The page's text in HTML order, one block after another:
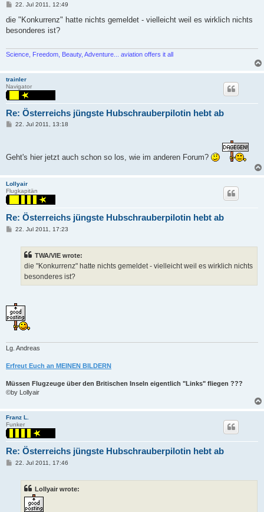
P
s
22. Jul 2011, 12:49
die "Konkurrenz" hatte nichts gemeldet - vielleicht weil es wirklich nichts
besonderes ist?
Science, Freedom, Beauty, Adventure... aviation offers it all
trainler
Navigator
Re: Österreichs jüngste Hubschrauberpilotin hebt ab
P22. Jul 2011, 13:18
Geht's hier jetzt auch schon so los, wie im anderen Forum?
Lollyair
Flugkapitän
Re: Österreichs jüngste Hubschrauberpilotin hebt ab
P22. Jul 2011, 17:23
TWA/VIE wrote:
die "Konkurrenz" hatte nichts gemeldet - vielleicht weil es wirklich nichts
besonderes ist?
Lg. Andreas
Erfreut Euch an MEINEN BILDERN
Müssen Flugzeuge über den Britischen Inseln eigentlich "Links" fliegen ???
©by Lollyair
Franz L.
Funker
Re: Österreichs jüngste Hubschrauberpilotin hebt ab
P22. Jul 2011, 17:46
Lollyair wrote: